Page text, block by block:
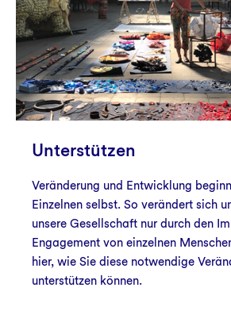
Unterstützen
Veränderung und Entwicklung
Einzelnen selbst. So verändert sich
unsere Gesellschaft nur durch den
Engagement von einzelnen
hier, wie Sie diese notwendige
unterstützen können.